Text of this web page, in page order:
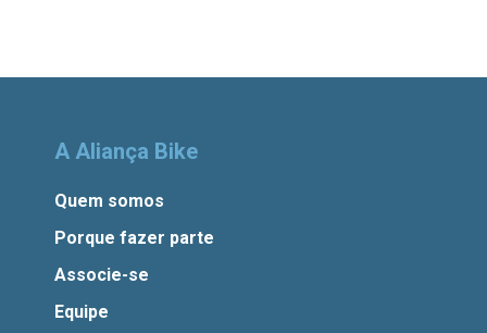
A Aliança Bike
Quem somos
Porque fazer parte
Associe-se
Equipe